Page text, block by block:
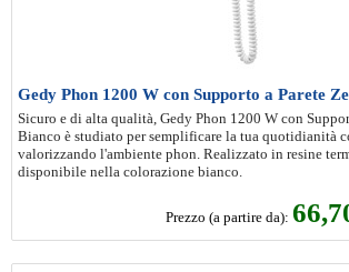
Gedy Phon 1200 W con Supporto a Parete
Sicuro e di alta qualità, Gedy Phon 1200 W con
Bianco è studiato per semplificare la tua quotidianità
valorizzando l'ambiente phon. Realizzato in resine
disponibile nella colorazione bianco.
Prezzo (a partire da): 66